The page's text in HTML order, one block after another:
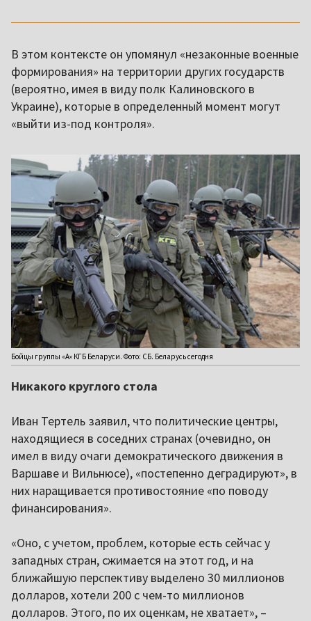
В этом контексте он упомянул «незаконные военные
формирования» на территории других государств
(вероятно, имея в виду полк Калиновского в
Украине), которые в определенный момент могут
«выйти из-под контроля».
Бойцы группы «А» КГБ Беларуси. Фото: СБ. Беларусь сегодня
Никакого круглого стола
Иван Тертель заявил, что политические центры,
находящиеся в соседних странах (очевидно, он
имел в виду очаги демократического движения в
Варшаве и Вильнюсе), «постепенно деградируют», в
них наращивается противостояние «по поводу
финансирования».
«Оно, с учетом, проблем, которые есть сейчас у
западных стран, сжимается на этот год, и на
ближайшую перспективу выделено 30 миллионов
долларов, хотели 200 с чем-то миллионов
долларов. Этого, по их оценкам, не хватает», –